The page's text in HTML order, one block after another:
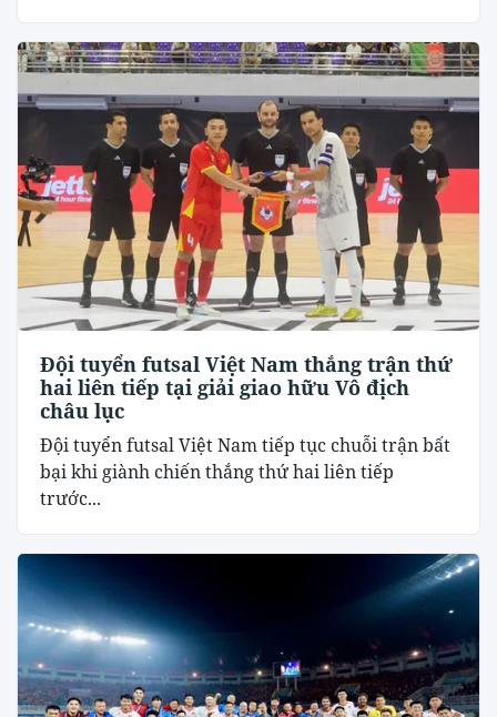
Đội tuyển futsal Việt Nam thắng trận thứ
hai liên tiếp tại giải giao hữu Vô địch
châu lục
Đội tuyển futsal Việt Nam tiếp tục chuỗi trận bất
bại khi giành chiến thắng thứ hai liên tiếp
trước...